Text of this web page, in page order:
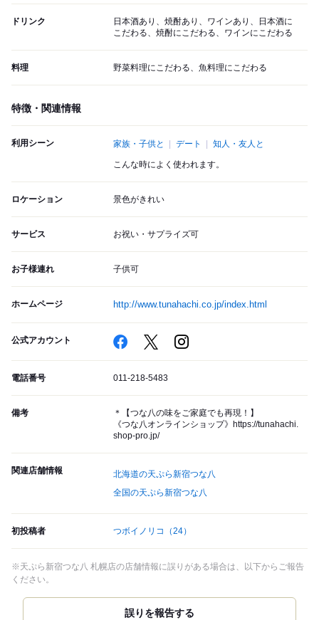
ドリンク
日本酒あり、焼酎あり、ワインあり、日本酒に
こだわる、焼酎にこだわる、ワインにこだわる
料理 野菜料理にこだわる、魚料理にこだわる
特徴・関連情報
利用シーン 家族・子供と デート 知人・友人と
こんな時によく使われます。
ロケーション 景色がきれい
サービス お祝い・サプライズ可
お子様連れ 子供可
ホームページ http://www.tunahachi.co.jp/index.html
公式アカウント
電話番号 011-218-5483
備考
＊【つな八の味をご家庭でも再現！】
《つな八オンラインショップ》https://tunahachi.
shop-pro.jp/
関連店舗情報
北海道の天ぷら新宿つな八
全国の天ぷら新宿つな八
初投稿者 つボイノリコ （24）
※天ぷら新宿つな八 札幌店の店舗情報に誤りがある場合は、以下からご報告
ください。
誤りを報告する